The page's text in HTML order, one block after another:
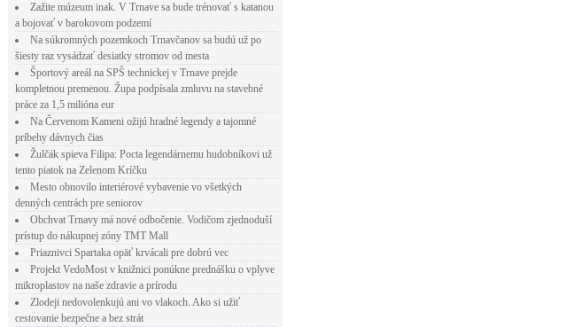
Zažite múzeum inak. V Trnave sa bude trénovať s katanou
a bojovať v barokovom podzemí
Na súkromných pozemkoch Trnavčanov sa budú už po
šiesty raz vysádzať desiatky stromov od mesta
Športový areál na SPŠ technickej v Trnave prejde
kompletnou premenou. Župa podpísala zmluvu na stavebné
práce za 1,5 milióna eur
Na Červenom Kameni ožijú hradné legendy a tajomné
príbehy dávnych čias
Žulčák spieva Filipa: Pocta legendárnemu hudobníkovi už
tento piatok na Zelenom Kríčku
Mesto obnovilo interiérové vybavenie vo všetkých
denných centrách pre seniorov
Obchvat Trnavy má nové odbočenie. Vodičom zjednoduší
prístup do nákupnej zóny TMT Mall
Priaznivci Spartaka opäť krvácali pre dobrú vec
Projekt VedoMost v knižnici ponúkne prednášku o vplyve
mikroplastov na naše zdravie a prírodu
Zlodeji nedovolenkujú ani vo vlakoch. Ako si užiť
cestovanie bezpečne a bez strát